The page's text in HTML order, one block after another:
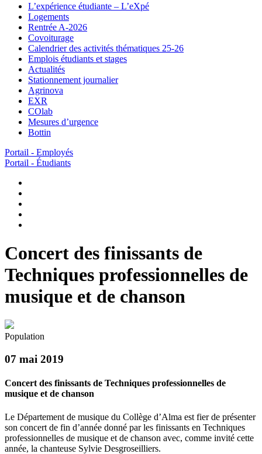
L’expérience étudiante – L’eXpé
Logements
Rentrée A-2026
Covoiturage
Calendrier des activités thématiques 25-26
Emplois étudiants et stages
Actualités
Stationnement journalier
Agrinova
EXR
COlab
Mesures d’urgence
Bottin
Portail - Employés
Portail - Étudiants
Concert des finissants de
Techniques professionnelles de
musique et de chanson
Population
07 mai 2019
Concert des finissants de Techniques professionnelles de
musique et de chanson
Le Département de musique du Collège d’Alma est fier de présenter
son concert de fin d’année donné par les finissants en Techniques
professionnelles de musique et de chanson avec, comme invité cette
année, la chanteuse Sylvie Desgroseilliers.